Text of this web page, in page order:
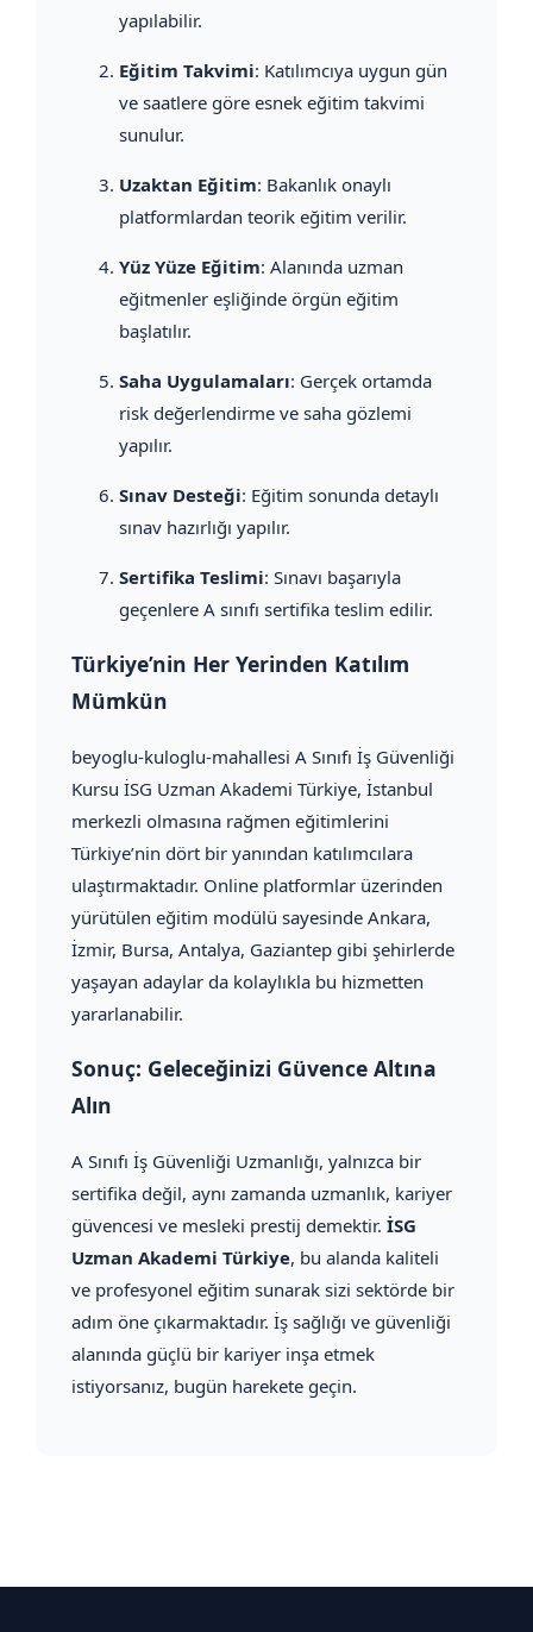
yapılabilir.
Eğitim Takvimi: Katılımcıya uygun gün
ve saatlere göre esnek eğitim takvimi
sunulur.
Uzaktan Eğitim: Bakanlık onaylı
platformlardan teorik eğitim verilir.
Yüz Yüze Eğitim: Alanında uzman
eğitmenler eşliğinde örgün eğitim
başlatılır.
Saha Uygulamaları: Gerçek ortamda
risk değerlendirme ve saha gözlemi
yapılır.
Sınav Desteği: Eğitim sonunda detaylı
sınav hazırlığı yapılır.
Sertifika Teslimi: Sınavı başarıyla
geçenlere A sınıfı sertifika teslim edilir.
Türkiye’nin Her Yerinden Katılım
Mümkün
beyoglu-kuloglu-mahallesi A Sınıfı İş Güvenliği
Kursu İSG Uzman Akademi Türkiye, İstanbul
merkezli olmasına rağmen eğitimlerini
Türkiye’nin dört bir yanından katılımcılara
ulaştırmaktadır. Online platformlar üzerinden
yürütülen eğitim modülü sayesinde Ankara,
İzmir, Bursa, Antalya, Gaziantep gibi şehirlerde
yaşayan adaylar da kolaylıkla bu hizmetten
yararlanabilir.
Sonuç: Geleceğinizi Güvence Altına
Alın
A Sınıfı İş Güvenliği Uzmanlığı, yalnızca bir
sertifika değil, aynı zamanda uzmanlık, kariyer
güvencesi ve mesleki prestij demektir. İSG
Uzman Akademi Türkiye, bu alanda kaliteli
ve profesyonel eğitim sunarak sizi sektörde bir
adım öne çıkarmaktadır. İş sağlığı ve güvenliği
alanında güçlü bir kariyer inşa etmek
istiyorsanız, bugün harekete geçin.